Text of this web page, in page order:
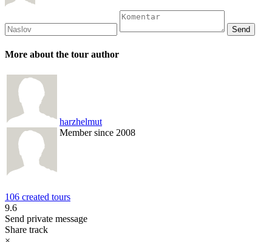
More about the tour author
harzhelmut
Member since 2008
106 created tours
9.6
Send private message
Share track